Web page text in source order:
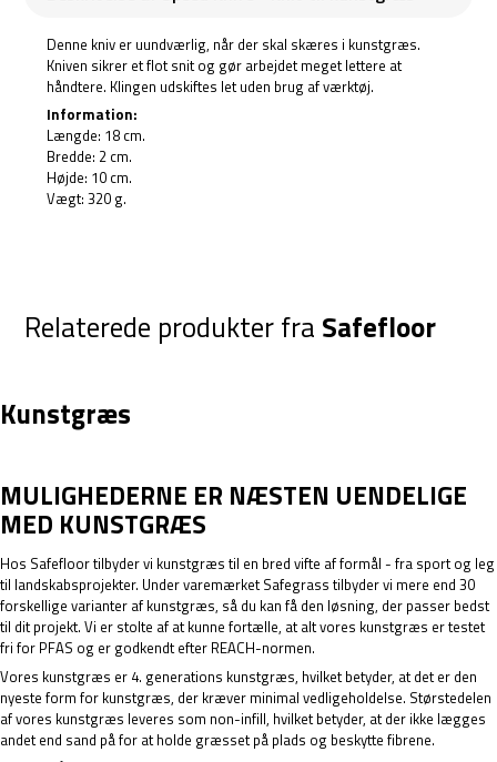
Denne kniv er uundværlig, når der skal skæres i kunstgræs.
Kniven sikrer et flot snit og gør arbejdet meget lettere at
håndtere. Klingen udskiftes let uden brug af værktøj.
Information:
Længde: 18 cm.
Bredde: 2 cm.
Højde: 10 cm.
Vægt: 320 g.
Relaterede produkter fra Safefloor
Kunstgræs
MULIGHEDERNE ER NÆSTEN UENDELIGE
MED KUNSTGRÆS
Hos Safefloor tilbyder vi kunstgræs til en bred vifte af formål - fra sport og leg
til landskabsprojekter. Under varemærket Safegrass tilbyder vi mere end 30
forskellige varianter af kunstgræs, så du kan få den løsning, der passer bedst
til dit projekt. Vi er stolte af at kunne fortælle, at alt vores kunstgræs er testet
fri for PFAS og er godkendt efter REACH-normen.
Vores kunstgræs er 4. generations kunstgræs, hvilket betyder, at det er den
nyeste form for kunstgræs, der kræver minimal vedligeholdelse. Størstedelen
af vores kunstgræs leveres som non-infill, hvilket betyder, at der ikke lægges
andet end sand på for at holde græsset på plads og beskytte fibrene.